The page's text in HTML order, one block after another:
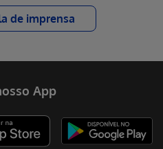
de imprensa
App